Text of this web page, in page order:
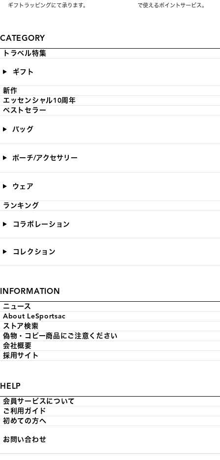
ギフトラッピングにて承ります。
で使えるポイントサービス。
CATEGORY
トラベル特集
ギフト
新作
エッセンシャル10周年
ベストセラー
バッグ
ポーチ/アクセサリー
ウェア
ランキング
コラボレーション
コレクション
INFORMATION
ニュース
About LeSportsac
ストア検索
偽物・コピー商品にご注意ください
会社概要
採用サイト
HELP
会員サービスについて
ご利用ガイド
初めての方へ
お問い合わせ